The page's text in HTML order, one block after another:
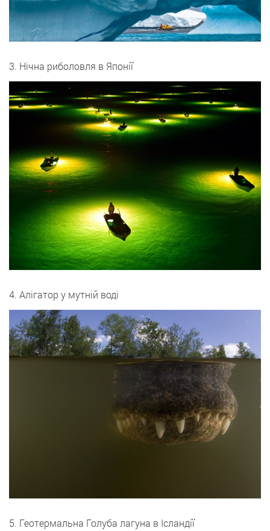
3. Нічна риболовля в Японії
4. Алігатор у мутній воді
5. Геотермальна Голуба лагуна в Ісландії